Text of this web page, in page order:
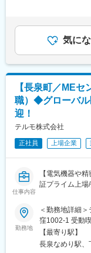
■働き方：
トラブル等の突
地に取引がある
金型立ち上げや
3日程度）が発
■本ポジション
ること
・既存の工法に
レンジにより生
変更の範囲：会
■業務内容
カテーテル製
・規制要求を
・業務計画のマ
価試験を実施
と連携し、円滑
や改訂サポート
・製造現場の
包装技術的な観
所を対象とし
■組織構成
配属先は現在は
選考を通じて
含めた表記です
気に
【長泉町／ME
職）◆グローバル
迎！
テルモ株式会社
正社員 上場企業
仕事内容
【電気機器や
証プライム上場
★ECMOや人工
で一気通貫で
★電機/自動車/
★世界160以上
勤務地
＜勤務地詳細
窪1002-1 受動
る事業所（リ
【最寄り駅】
長泉なめり駅、